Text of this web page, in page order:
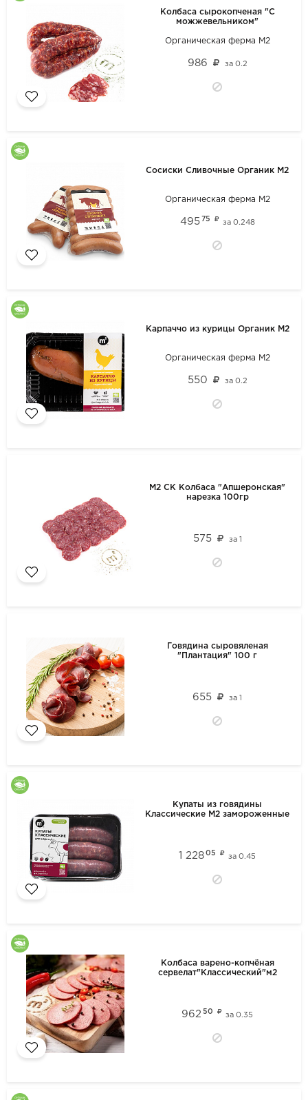
Колбаса сырокопченая "С
можжевельником"
Органическая ферма М2
986 за 0.2
Сосиски Сливочные Органик М2
Органическая ферма М2
495 75 за 0.248
Карпаччо из курицы Органик М2
Органическая ферма М2
550 за 0.2
М2 СК Колбаса "Апшеронская"
нарезка 100гр
575 за 1
Говядина сыровяленая
"Плантация" 100 г
655 за1
Купаты из говядины
Классические М2 замороженные
1 228 05 за0.45
Колбаса варено-копчёная
сервелат"Классический"м2
962 50 за0.35